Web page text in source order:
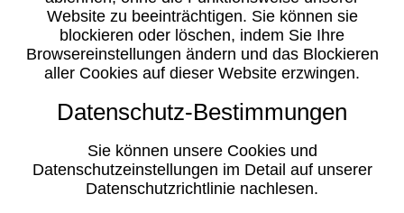
Website zu beeinträchtigen. Sie können sie
blockieren oder löschen, indem Sie Ihre
Browsereinstellungen ändern und das Blockieren
aller Cookies auf dieser Website erzwingen.
Datenschutz-Bestimmungen
Sie können unsere Cookies und
Datenschutzeinstellungen im Detail auf unserer
Datenschutzrichtlinie nachlesen.